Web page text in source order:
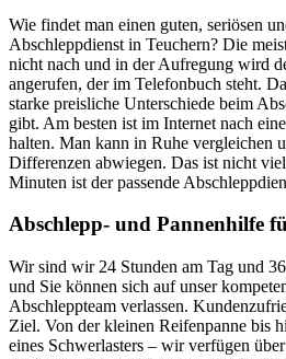
Wie findet man einen guten, seriösen
Abschleppdienst in Teuchern? Die
nicht nach und in der Aufregung wird
angerufen, der im Telefonbuch steht.
starke preisliche Unterschiede beim
gibt. Am besten ist im Internet nach
halten. Man kann in Ruhe vergleichen
Differenzen abwiegen. Das ist nicht
Minuten ist der passende
Abschlepp- und Pannenhilfe
Wir sind wir 24 Stunden am Tag und
und Sie können sich auf unser
Abschleppteam verlassen.
Ziel. Von der kleinen Reifenpanne bis
eines Schwerlasters – wir verfügen